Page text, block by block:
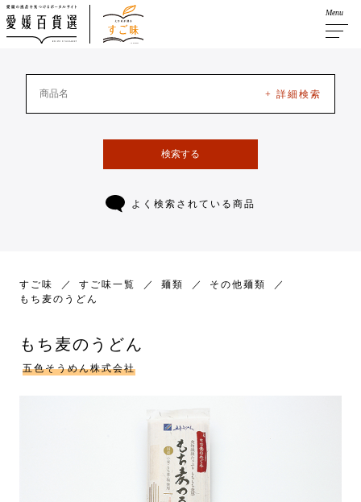
Menu
+ 詳細検索
検索する
よく検索されている商品
すご味 すご味一覧 麺類
その他麺類
もち麦のうどん
もち麦のうどん
五色そうめん株式会社